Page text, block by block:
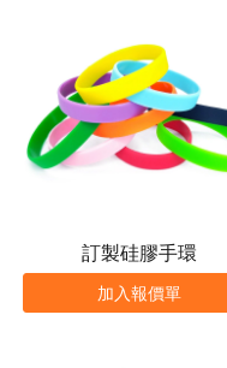
訂製硅膠手環
加入報價單